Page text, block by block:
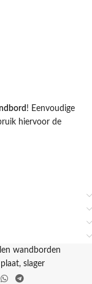
! Eenvoudige
hiervoor de
wandborden
plaat, slager